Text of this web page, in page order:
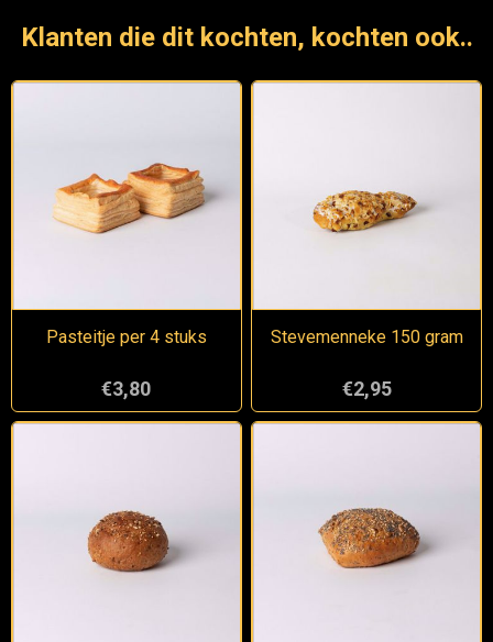
Klanten die dit kochten, kochten ook..
Pasteitje per 4 stuks
€3,80
Stevemenneke 150 gram
€2,95